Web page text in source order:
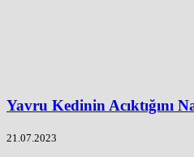
Yavru Kedinin Acıktığını
21.07.2023